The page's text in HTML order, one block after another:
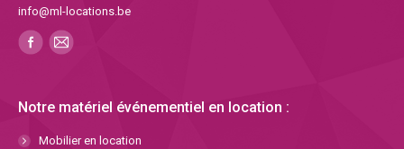
info@ml-locations.be
Notre matériel événementiel en location :
Mobilier en location